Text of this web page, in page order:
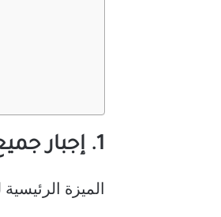
1. إجبار جميع التطبيقات على الفتح في وضع تقسيم الشاشة